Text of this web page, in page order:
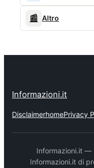
📰 Altro
Informazioni.it
DisclaimerhomePrivacy
Informazioni.it —
Informazioni.it di